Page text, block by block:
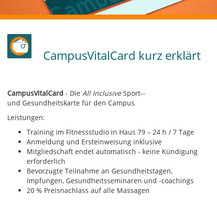
CampusVitalCard kurz erklärt
CampusVitalCard - Die All InclusiveSport-­
und Gesundheitskarte für den Campus
Leistungen:
Training im Fitnessstudio in Haus 79 – 24 h / 7 Tage
Anmeldung und Ersteinweisung inklusive
Mitgliedschaft endet automatisch - keine Kündigung
erforderlich
Bevorzugte Teilnahme an Gesundheitstagen,
Impfungen, Gesundheitsseminaren und -coachings
20 % Preisnachlass auf alle Massagen